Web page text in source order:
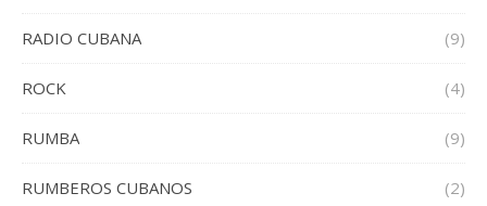
RADIO CUBANA (9)
ROCK (4)
RUMBA (9)
RUMBEROS CUBANOS (2)